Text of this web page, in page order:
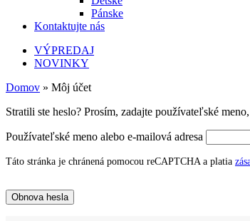
Pánske
Kontaktujte nás
VÝPREDAJ
NOVINKY
Domov » Môj účet
Stratili ste heslo? Prosím, zadajte používateľské
Používateľské meno alebo e-mailová adresa
Táto stránka je chránená pomocou reCAPTCHA a platia
Obnova hesla